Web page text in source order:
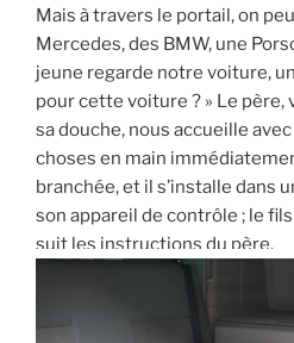
Mais à travers le portail, on
Mercedes, des BMW, une
jeune regarde notre voiture,
pour cette voiture ? » Le
sa douche, nous accueille
choses en main
branchée, et il s’installe dans
son appareil de contrôle ; le
suit les instructions du père.